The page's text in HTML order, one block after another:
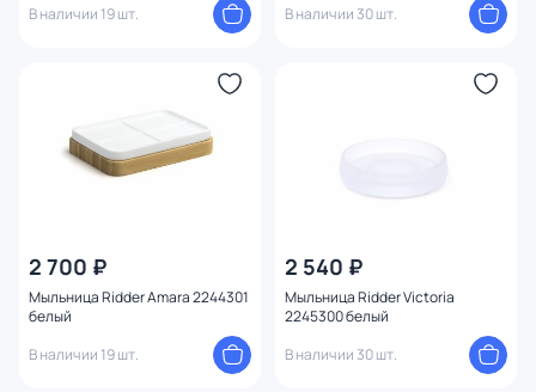
В наличии 19 шт.
В наличии 30 шт.
2 700 ₽
Мыльница Ridder Amara 2244301
белый
В наличии 19 шт.
2 540 ₽
Мыльница Ridder Victoria
2245300 белый
В наличии 30 шт.